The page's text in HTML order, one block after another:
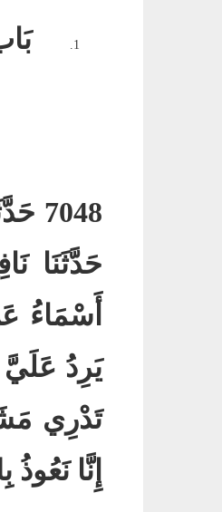
7048
حَدَّثَنَا
أَسْمَاءُ
يَرِدُ
تَدْرِي
إِنَّا